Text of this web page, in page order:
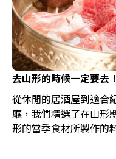
去山形的時候一定要去
從休閒的居酒屋到適合
廳，我們精選了在山形
形的當季食材所製作的